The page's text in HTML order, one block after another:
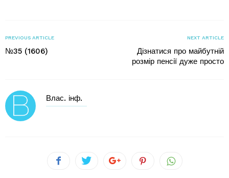
PREVIOUS ARTICLE
№35 (1606)
NEXT ARTICLE
Дізнатися про майбутній
розмір пенсії дуже просто
Влас. інф.